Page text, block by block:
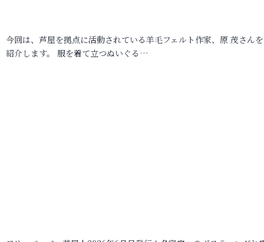
今回は、芦屋を拠点に活動されている羊毛フェルト作家、原 茂さん
紹介します。 服を着て立つぬいぐる…